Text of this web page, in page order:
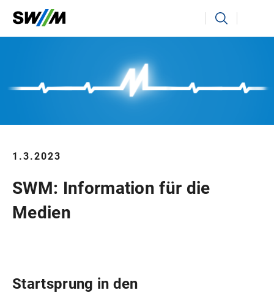
Ihr Suchbegriff Suchen
1.3.2023
SWM: Information für die
Medien
Startsprung in den